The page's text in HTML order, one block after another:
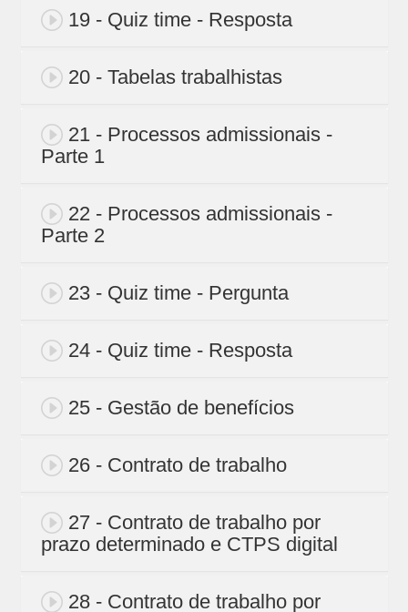
19 - Quiz time - Resposta
20 - Tabelas trabalhistas
21 - Processos admissionais -
Parte 1
22 - Processos admissionais -
Parte 2
23 - Quiz time - Pergunta
24 - Quiz time - Resposta
25 - Gestão de benefícios
26 - Contrato de trabalho
27 - Contrato de trabalho por
prazo determinado e CTPS digital
28 - Contrato de trabalho por